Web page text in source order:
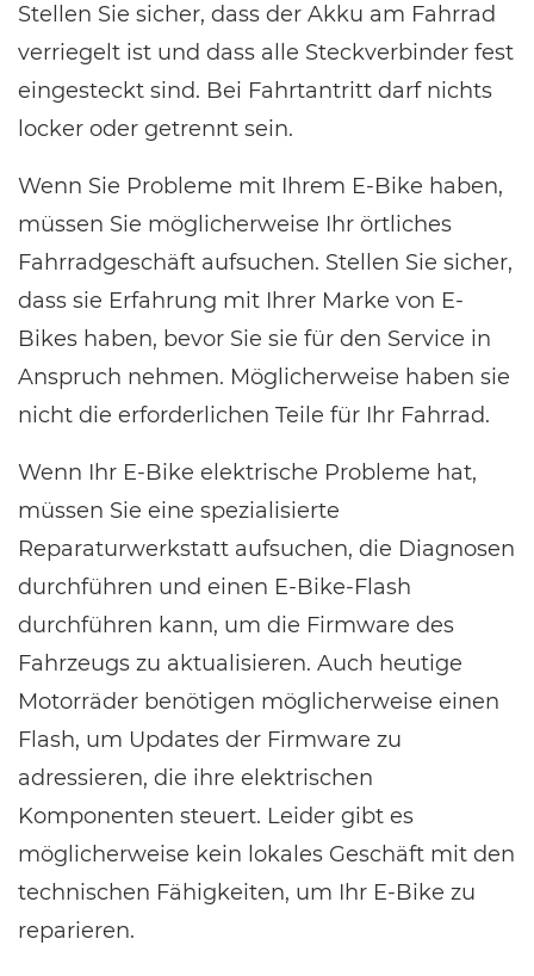
Stellen Sie sicher, dass der Akku am Fahrrad
verriegelt ist und dass alle Steckverbinder fest
eingesteckt sind. Bei Fahrtantritt darf nichts
locker oder getrennt sein.
Wenn Sie Probleme mit Ihrem E-Bike haben,
müssen Sie möglicherweise Ihr örtliches
Fahrradgeschäft aufsuchen. Stellen Sie sicher,
dass sie Erfahrung mit Ihrer Marke von E-
Bikes haben, bevor Sie sie für den Service in
Anspruch nehmen. Möglicherweise haben sie
nicht die erforderlichen Teile für Ihr Fahrrad.
Wenn Ihr E-Bike elektrische Probleme hat,
müssen Sie eine spezialisierte
Reparaturwerkstatt aufsuchen, die Diagnosen
durchführen und einen E-Bike-Flash
durchführen kann, um die Firmware des
Fahrzeugs zu aktualisieren. Auch heutige
Motorräder benötigen möglicherweise einen
Flash, um Updates der Firmware zu
adressieren, die ihre elektrischen
Komponenten steuert. Leider gibt es
möglicherweise kein lokales Geschäft mit den
technischen Fähigkeiten, um Ihr E-Bike zu
reparieren.